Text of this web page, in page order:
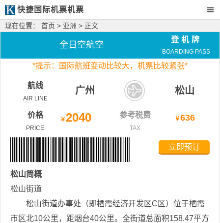
快捷国际机票机票
现在位置： 首页 > 亚洲 > 正文
全日空航空
登机牌
BOARDING PASS
*提示：国际航班变动比较大， 机票比较紧张*
航线
AIR LINE
广州 松山
价格
PRICE
￥2040 参考税费
TAX
￥636
立即预订
松山简概
松山街道
松山街道办事处（即栖霞经济开发区C区）位于栖霞
市区北10公里，距烟台40公里。全街道总面积158.47平方